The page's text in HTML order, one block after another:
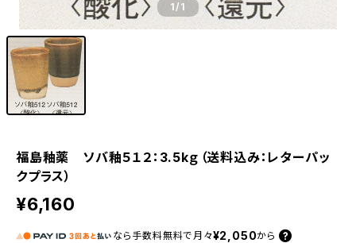
1/1
福島釉薬 ソバ釉５１２：3.5kｇ（送料込み：レターパッ
クプラス）
¥6,160
なら 手数料無料で 月々¥2,050から